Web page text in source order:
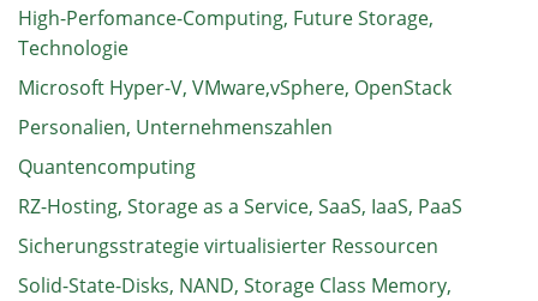
High-Perfomance-Computing, Future Storage,
Technologie
Microsoft Hyper-V, VMware,vSphere, OpenStack
Personalien, Unternehmenszahlen
Quantencomputing
RZ-Hosting, Storage as a Service, SaaS, IaaS, PaaS
Sicherungsstrategie virtualisierter Ressourcen
Solid-State-Disks, NAND, Storage Class Memory,